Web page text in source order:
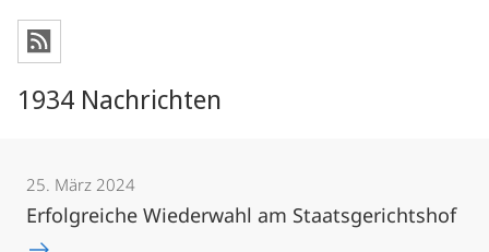
1934 Nachrichten
25. März 2024
Erfolgreiche Wiederwahl am Staatsgerichtshof